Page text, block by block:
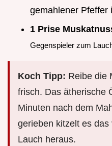
gemahlener Pfeffer
1 Prise
Gegenspieler zum
Koch Tipp: Reibe die
frisch. Das ätherische
Minuten nach dem
gerieben kitzelt es
Lauch heraus.